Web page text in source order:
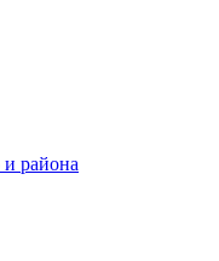
района